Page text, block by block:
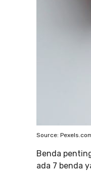
Source:
Benda
ada 7 benda